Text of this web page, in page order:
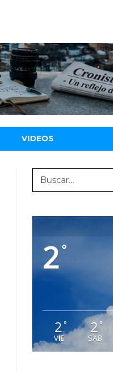
VIDEOS
2 °
2°
VIE
2 °
SAB